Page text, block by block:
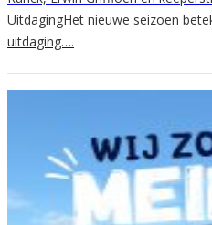
UitdagingHet nieuwe seizoen
uitdaging….